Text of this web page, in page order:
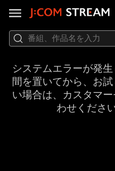
システムエラーが発
間を置いてから、お
い場合は、カスタマ
わせくださ